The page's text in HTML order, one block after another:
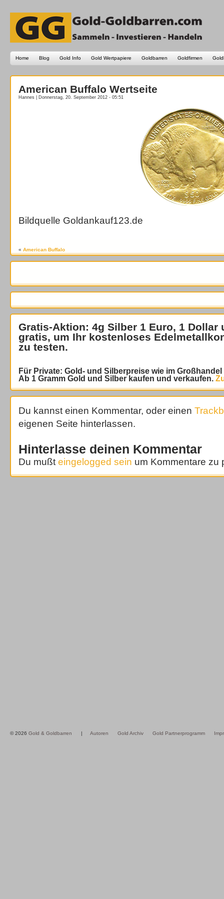
Home Blog Gold Info Gold Wertpapiere Goldbarren Goldfirmen
American Buffalo Wertseite
Hannes | Donnerstag, 20. September 2012 - 05:51
Bildquelle Goldankauf123.de
« American Buffalo
Gratis-Aktion: 4g Silber 1 Euro, 1 Dollar
gratis, um Ihr kostenloses
zu testen.
Für Private: Gold- und Silberpreise wie im
Ab 1 Gramm Gold und Silber kaufen und verkaufen.
Du kannst einen Kommentar, oder einen
eigenen Seite hinterlassen.
Hinterlasse deinen Kommentar
Du mußt eingelogged sein um Kommentare zu
© 2026 Gold & Goldbarren | Autoren Gold Archiv Gold Partnerprogramm